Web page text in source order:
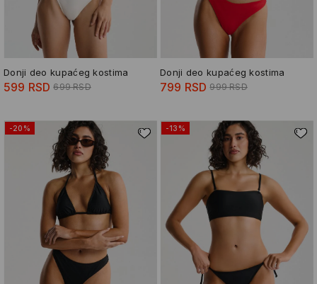
Donji deo kupaćeg kostima
599 RSD 699 RSD
Donji deo kupaćeg kostima
799 RSD 999 RSD
-20% -13%